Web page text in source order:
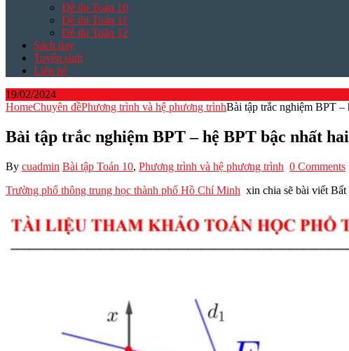
Đề thi Toán 10
Đề thi Toán 11
Đề thi Toán 12
Sách hay
Tuyển sinh
Liên hệ
19/02/2024
HomeChuyên đềPhương trình và hệ phương trìnhBài tập trắc nghiệm BPT –
Bài tập trắc nghiệm BPT – hệ BPT bậc nhất
By cuadmin Bài tập Toán 10, Phương trình và hệ phương trình 0 Comments
Trường phổ thông trung học thành phố Hồ Chí Minh xin chia sẽ bài viết